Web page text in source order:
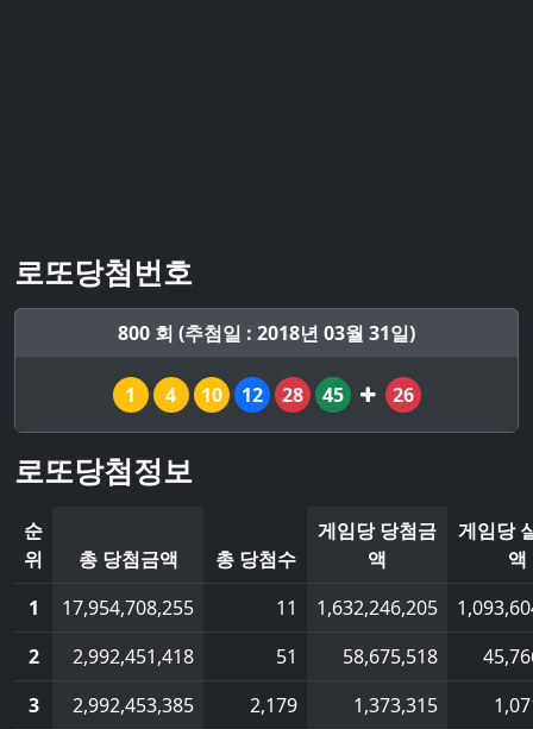
로또당첨번호
800 회 (추첨일 : 2018년 03월 31일)
1 4 10 12 28 45 26
로또당첨정보
순
위
총 당첨금액 총 당첨수
게임당 당첨금
액
게임당
액
1
17,954,708,255 11 1,632,246,205
2
2,992,451,418 51 58,675,518
3
2,992,453,385 2,179 1,373,315